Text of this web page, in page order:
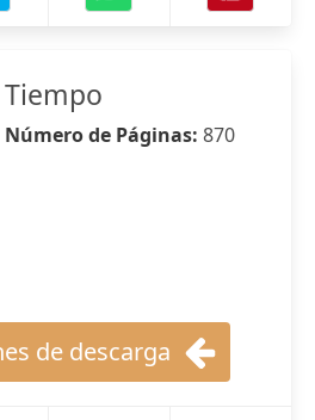
Tiempo
Número de Páginas: 870
de descarga